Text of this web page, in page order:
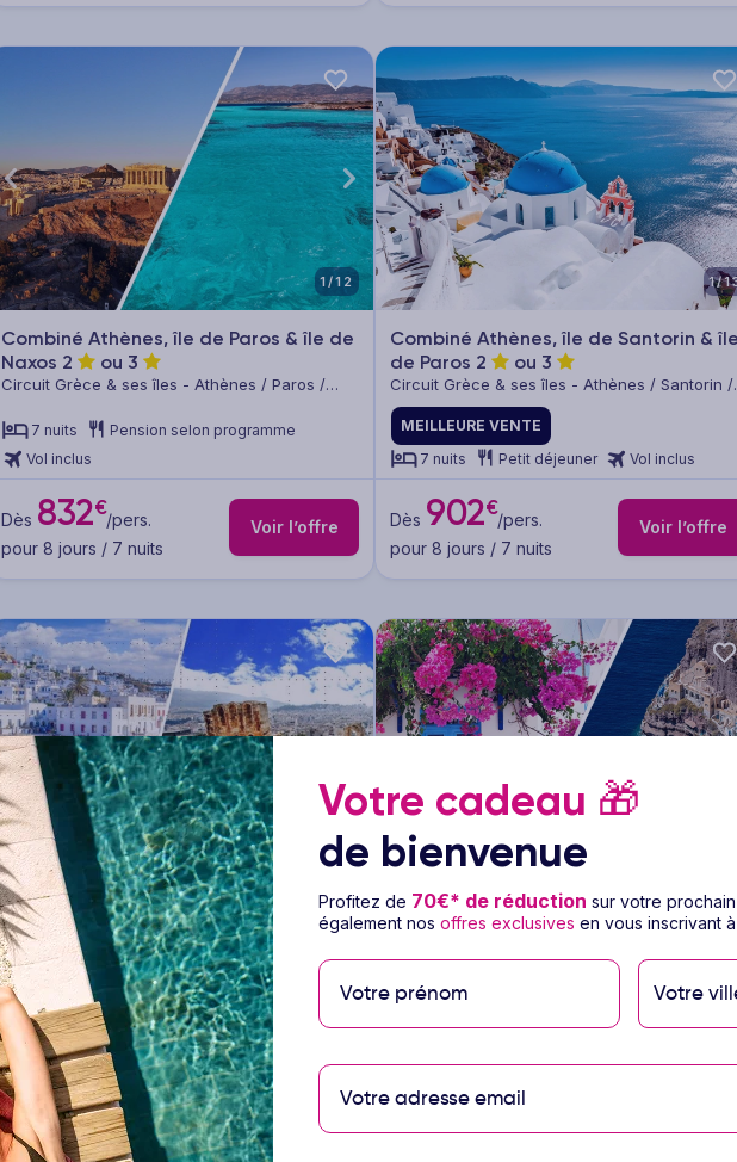
1/12
Combiné Athènes, île de Paros & île de
Naxos 2 ou 3
Circuit Grèce & ses îles - Athènes / Paros /
7 nuits
Pension selon programme
Vol inclus
Dès 832€/pers.
pour 8 jours / 7 nuits
Voir l’offre
1/
Combiné Athènes, île de Santorin & île
de Paros 2 ou 3
Circuit Grèce & ses îles - Athènes / Santorin /
Paros
MEILLEURE VENTE
7 nuits
Petit déjeuner Vol inclus
Dès 902€/pers.
pour 8 jours / 7 nuits
Voir l’offre
1/10
Combiné Athènes, île de Mykonos & île
de Paros
ou3
Circuit Grèce & ses îles - Athènes / Mykonos /
Paros 7 nuits Petit déjeuner Vol inclus
Dès 962€/pers.
pour 8 jours / 7 nuits
Voir l’offre
Combiné Athènes, île de Paros, île de
Naxos & île de Santorin
Circuit Grèce & ses îles - Athènes / île de
11 nuits Vol inclus
1009€
pour 12 jours / 11 nuits
Votre cadeau 🎁
de bienvenue
Profitez de 70€* de réduction sur votre
également nosoffres exclusives en vous inscrivant
Votre